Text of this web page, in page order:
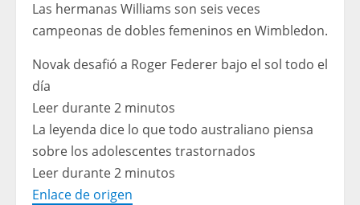
Las hermanas Williams son seis veces
campeonas de dobles femeninos en Wimbledon.
Novak desafió a Roger Federer bajo el sol todo el
día
Leer durante 2 minutos
La leyenda dice lo que todo australiano piensa
sobre los adolescentes trastornados
Leer durante 2 minutos
Enlace de origen